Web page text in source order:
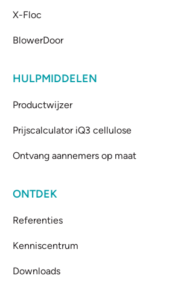
X-Floc
BlowerDoor
HULPMIDDELEN
Productwijzer
Prijscalculator iQ3 cellulose
Ontvang aannemers op maat
ONTDEK
Referenties
Kenniscentrum
Downloads